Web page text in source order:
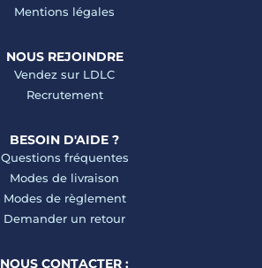
Mentions légales
NOUS REJOINDRE
Vendez sur LDLC
Recrutement
BESOIN D'AIDE ?
Questions fréquentes
Modes de livraison
Modes de règlement
Demander un retour
NOUS CONTACTER :